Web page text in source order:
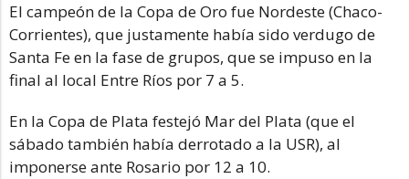
El campeón de la Copa de Oro fue Nordeste (Chaco-
Corrientes), que justamente había sido verdugo de
Santa Fe en la fase de grupos, que se impuso en la
final al local Entre Ríos por 7 a 5.
En la Copa de Plata festejó Mar del Plata (que el
sábado también había derrotado a la USR), al
imponerse ante Rosario por 12 a 10.